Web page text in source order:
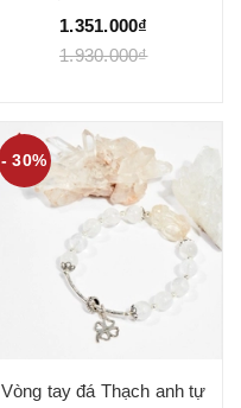
VC0481 - Ngọc Quý
1.351.000₫
1.930.000₫
- 30%
Vòng tay đá Thạch anh tự